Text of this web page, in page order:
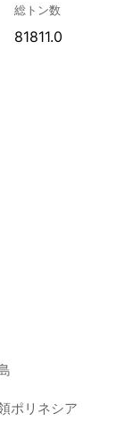
総トン数
81811.0
ポリネシア